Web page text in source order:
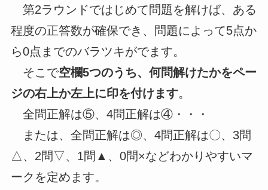
第2ラウンドではじめて問題を解けば、ある
程度の正答数が確保でき、問題によって5点か
ら0点までのバラツキがでます。
そこで空欄5つのうち、何問解けたかをペー
ジの右上か左上に印を付けます。
全問正解は⑤、4問正解は④・・・
または、全問正解は◎、4問正解は〇、3問
△、2問▽、1問▲、0問×などわかりやすいマ
ークを定めます。